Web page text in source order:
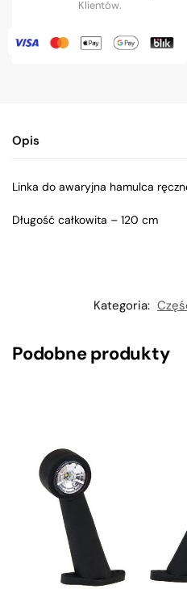
Klientów.
Opis
Linka do awaryjna hamulca
Długość całkowita – 120 cm
Kategoria:
Podobne produkty